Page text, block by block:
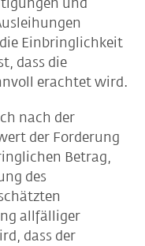
und
Einbringlichkeit
dass die
erachtet wird.
nach der
der Forderung
Betrag,
des
allfälliger
dass der